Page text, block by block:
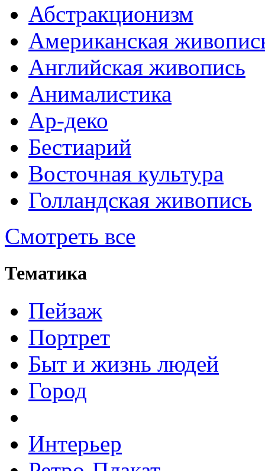
Абстракционизм
Американская
Английская живопись
Анималистика
Ар-деко
Бестиарий
Восточная культура
Голландская живопись
Смотреть все
Тематика
Пейзаж
Портрет
Быт и жизнь людей
Город
Интерьер